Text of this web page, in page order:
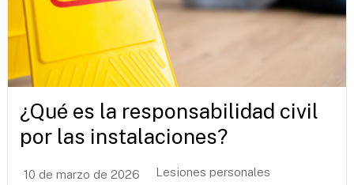
¿Qué es la responsabilidad civil
por las instalaciones?
10 de marzo de 2026 Lesiones personales